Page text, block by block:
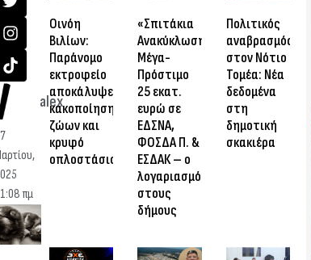
alex
πμ
Οινόη
Βιλίων:
Παράνομο
εκτροφείο
αποκάλυψε
κακοποίηση
ζώων και
κρυφό
οπλοστάσιο
«Σπιτάκια
Ανακύκλωσης»:
Μέγα-
Πρόστιμο
25 εκατ.
ευρώ σε
ΕΔΣΝΑ,
ΦΟΣΔΑ Π. &
ΕΣΔΑΚ – ο
λογαριασμός
στους
δήμους
Πολιτικός
αναβρασμός
στον Νότιο
Τομέα: Νέα
δεδομένα
στη
δημοτική
σκακιέρα